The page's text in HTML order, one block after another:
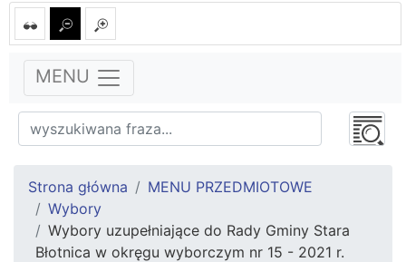
MENU
Strona główna
MENU PRZEDMIOTOWE
Wybory
Wybory uzupełniające do Rady Gminy Stara
Błotnica w okręgu wyborczym nr 15 - 2021 r.